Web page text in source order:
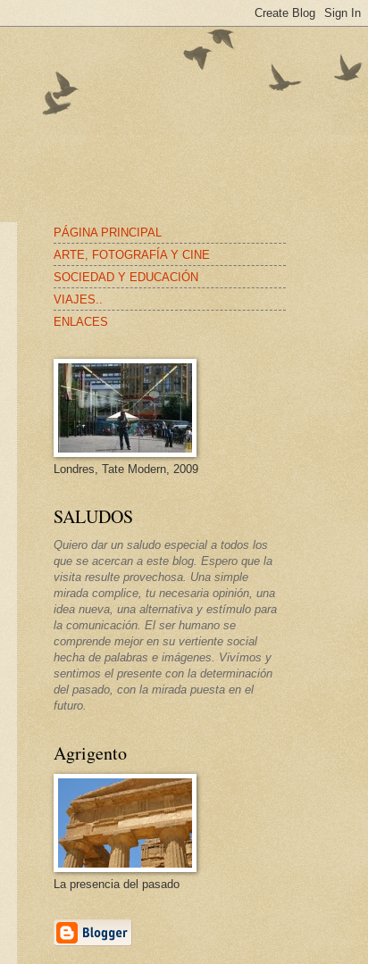
PÁGINA PRINCIPAL
ARTE, FOTOGRAFÍA Y CINE
SOCIEDAD Y EDUCACIÓN
VIAJES..
ENLACES
Londres, Tate Modern, 2009
SALUDOS
Quiero dar un saludo especial a todos los
que se acercan a este blog. Espero que la
visita resulte provechosa. Una simple
mirada complice, tu necesaria opinión, una
idea nueva, una alternativa y estímulo para
la comunicación. El ser humano se
comprende mejor en su vertiente social
hecha de palabras e imágenes. Vivímos y
sentimos el presente con la determinación
del pasado, con la mirada puesta en el
futuro.
Agrigento
La presencia del pasado